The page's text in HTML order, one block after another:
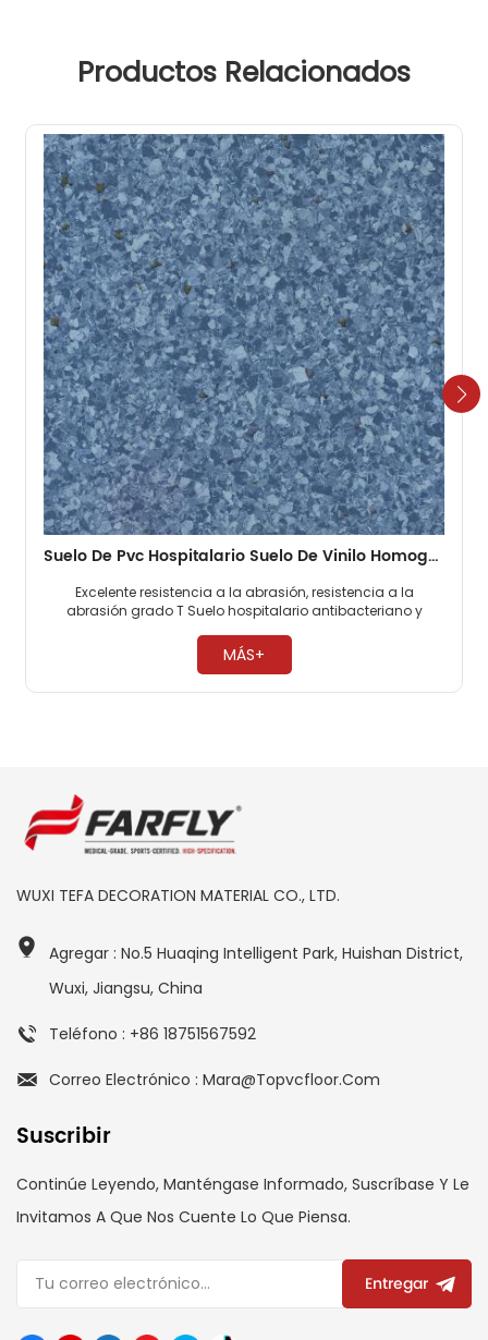
Productos Relacionados
Suelo De Pvc Hospitalario Suelo De Vinilo Homogéneo De 2 Mm
Excelente resistencia a la abrasión, resistencia a la
abrasión grado T Suelo hospitalario antibacteriano y
necesario encerar ​
MÁS+
WUXI TEFA DECORATION MATERIAL CO., LTD.
Agregar : No.5 Huaqing Intelligent Park, Huishan District,
Wuxi, Jiangsu, China
Teléfono : +86 18751567592
Correo Electrónico : Mara@topvcfloor.com
Suscribir
Continúe Leyendo, Manténgase Informado, Suscríbase Y Le
Invitamos A Que Nos Cuente Lo Que Piensa.
Entregar